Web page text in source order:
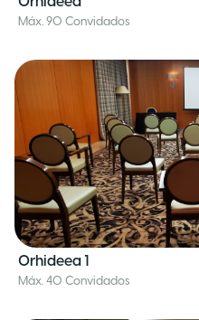
Máx. 90 Convidados
Orhideea 1
Máx. 40 Convidados